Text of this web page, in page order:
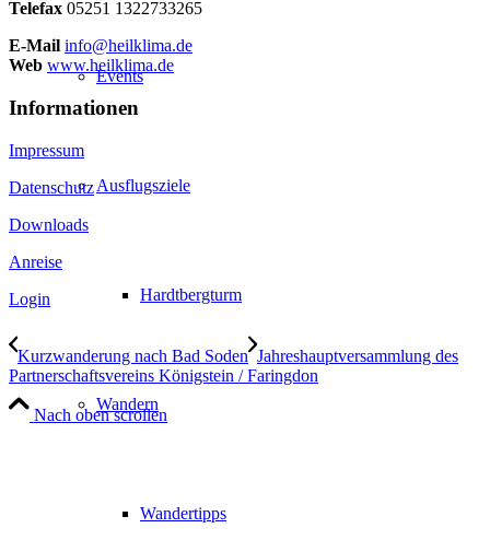
Events
Ausflugsziele
Hardtbergturm
Wandern
Wandertipps
Telefax 05251 1322733265
E-Mail info@heilklima.de
Web www.heilklima.de
Informationen
Impressum
Datenschutz
Downloads
Anreise
Login
Kurzwanderung nach Bad Soden Jahreshauptversammlung des
Partnerschaftsvereins Königstein / Faringdon
Nach oben scrollen